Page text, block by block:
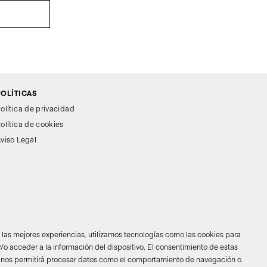
las mejores experiencias, utilizamos tecnologías como las cookies para
o acceder a la información del dispositivo. El consentimiento de estas
permitirá procesar datos como el comportamiento de navegación o
de privacidad
de cookies
Legal